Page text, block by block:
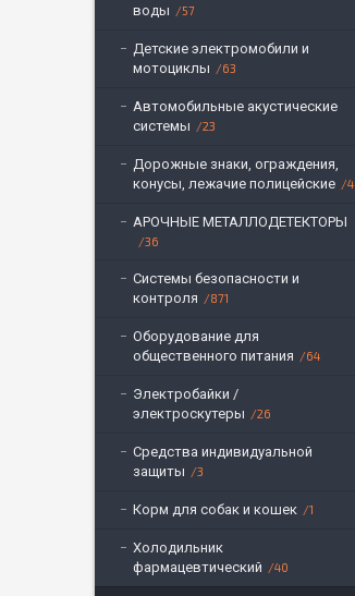
воды
57
Детские электромобили и
мотоциклы
63
Автомобильные акустические
системы
23
Дорожные знаки, ограждения,
конусы, лежачие полицейские
4
АРОЧНЫЕ МЕТАЛЛОДЕТЕКТОРЫ
36
Системы безопасности и
контроля
871
Оборудование для
общественного питания
64
Электробайки /
электроскутеры
26
Средства индивидуальной
защиты
3
Корм для собак и кошек 1
Холодильник
фармацевтический
40